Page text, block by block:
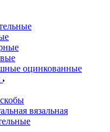
оцинкованные
вязальная